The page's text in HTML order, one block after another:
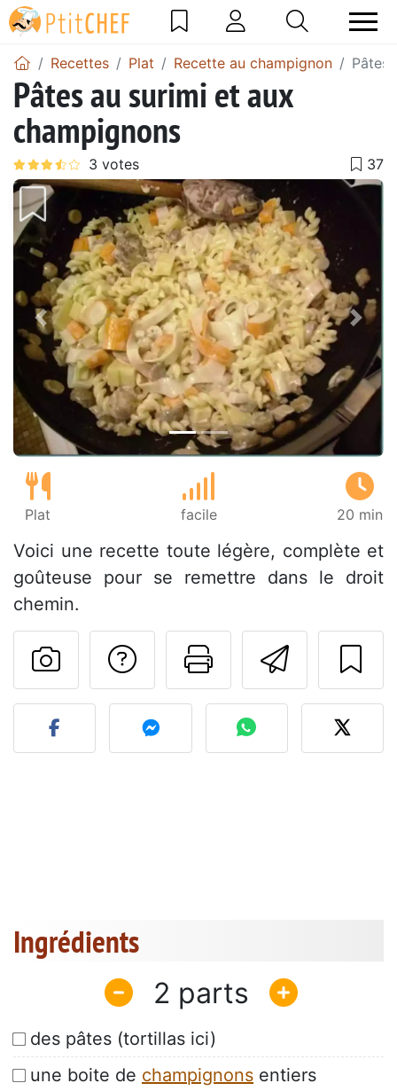
Recettes Plat Recette au champignon Pâtes
Pâtes au surimi et aux
champignons
Précédent
Plat facile 20 min
Voici une recette toute légère, complète et
goûteuse pour se remettre dans le droit
chemin.
Imprimer
Poser une
Publier votre photo de
Ingrédients
2
des pâtes (tortillas ici)
une boite de champignons entiers